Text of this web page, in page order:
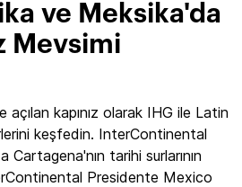
ve Meksika'da
Mevsimi
kapınız olarak IHG ile Latin
keşfedin. InterContinental
tarihi surlarının
Presidente Mexico